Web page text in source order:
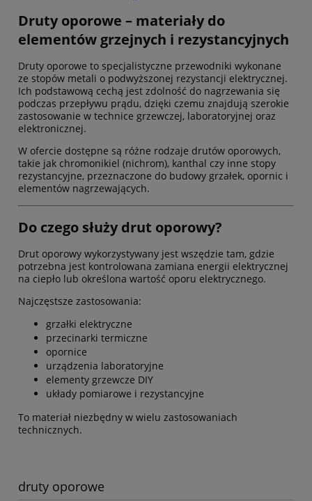
Druty oporowe – materiały do
elementów grzejnych i rezystancyjnych
Druty oporowe to specjalistyczne przewodniki wykonane
ze stopów metali o podwyższonej rezystancji elektrycznej.
Ich podstawową cechą jest zdolność do nagrzewania się
podczas przepływu prądu, dzięki czemu znajdują szerokie
zastosowanie w technice grzewczej, laboratoryjnej oraz
elektronicznej.
W ofercie dostępne są różne rodzaje drutów oporowych,
takie jak chromonikiel (nichrom), kanthal czy inne stopy
rezystancyjne, przeznaczone do budowy grzałek, opornic i
elementów nagrzewających.
Do czego służy drut oporowy?
Drut oporowy wykorzystywany jest wszędzie tam, gdzie
potrzebna jest kontrolowana zamiana energii elektrycznej
na ciepło lub określona wartość oporu elektrycznego.
Najczęstsze zastosowania:
grzałki elektryczne
przecinarki termiczne
opornice
urządzenia laboratoryjne
elementy grzewcze DIY
układy pomiarowe i rezystancyjne
To materiał niezbędny w wielu zastosowaniach
technicznych.
druty oporowe